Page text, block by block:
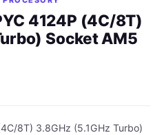
4124P (4C/8T)
Socket AM5
8T) 3.8GHz (5.1GHz Turbo)